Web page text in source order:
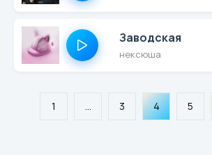
Заводская
нексюша
1 ... 3 4 5